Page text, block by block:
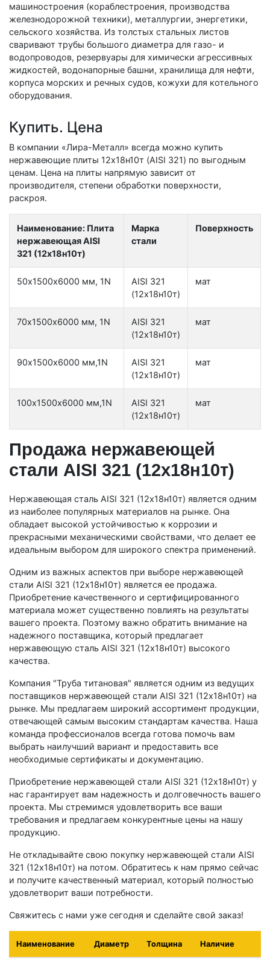
машиностроения (кораблестроения, производства
железнодорожной техники), металлургии, энергетики,
сельского хозяйства. Из толстых стальных листов
сваривают трубы большого диаметра для газо- и
водопроводов, резервуары для химически агрессивных
жидкостей, водонапорные башни, хранилища для нефти,
корпуса морских и речных судов, кожухи для котельного
оборудования.
Купить. Цена
В компании «Лира-Металл» всегда можно купить
нержавеющие плиты 12х18н10т (AISI 321) по выгодным
ценам. Цена на плиты напрямую зависит от
производителя, степени обработки поверхности,
раскроя.
Наименование: Плита
нержавеющая AISI
321 (12х18н10т)
Марка
стали
Поверхность
50х1500х6000 мм, 1N
AISI 321
(12х18н10т)
мат
70х1500х6000 мм, 1N
AISI 321
(12х18н10т)
мат
90х1500х6000 мм,1N
AISI 321
(12х18н10т)
мат
100х1500х6000 мм,1N
AISI 321
(12х18н10т)
мат
Продажа нержавеющей
стали AISI 321 (12х18н10т)
Нержавеющая сталь AISI 321 (12х18н10т) является одним
из наиболее популярных материалов на рынке. Она
обладает высокой устойчивостью к коррозии и
прекрасными механическими свойствами, что делает ее
идеальным выбором для широкого спектра применений.
Одним из важных аспектов при выборе нержавеющей
стали AISI 321 (12х18н10т) является ее продажа.
Приобретение качественного и сертифицированного
материала может существенно повлиять на результаты
вашего проекта. Поэтому важно обратить внимание на
надежного поставщика, который предлагает
нержавеющую сталь AISI 321 (12х18н10т) высокого
качества.
Компания "Труба титановая" является одним из ведущих
поставщиков нержавеющей стали AISI 321 (12х18н10т) на
рынке. Мы предлагаем широкий ассортимент продукции,
отвечающей самым высоким стандартам качества. Наша
команда профессионалов всегда готова помочь вам
выбрать наилучший вариант и предоставить все
необходимые сертификаты и документацию.
Приобретение нержавеющей стали AISI 321 (12х18н10т) у
нас гарантирует вам надежность и долговечность вашего
проекта. Мы стремимся удовлетворить все ваши
требования и предлагаем конкурентные цены на нашу
продукцию.
Не откладывайте свою покупку нержавеющей стали AISI
321 (12х18н10т) на потом. Обратитесь к нам прямо сейчас
и получите качественный материал, который полностью
удовлетворит ваши потребности.
Свяжитесь с нами уже сегодня и сделайте свой заказ!
Наименование Диаметр Толщина Наличие